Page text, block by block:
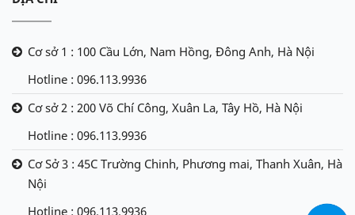
Cơ sở 1 : 100 Cầu Lớn, Nam Hồng, Đông Anh, Hà Nội
Hotline : 096.113.9936
Cơ sở 2 : 200 Võ Chí Công, Xuân La, Tây Hồ, Hà Nội
Hotline : 096.113.9936
Cơ Sở 3 : 45C Trường Chinh, Phương mai, Thanh Xuân, Hà
Nội
Hotline : 096.113.9936